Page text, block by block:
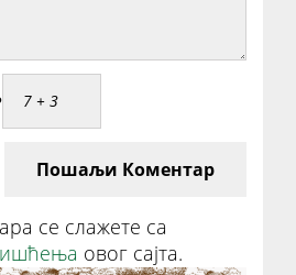
Пошаљи Коментар
се слажете са
овог сајта.